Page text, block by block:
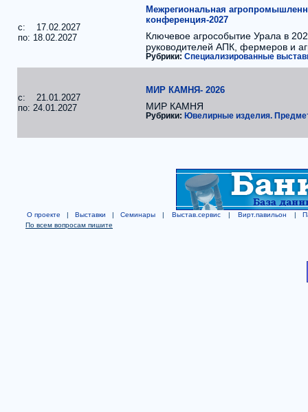
c: 17.02.2027
по: 18.02.2027
Межрегиональная
конференция-2027
Ключевое агрособытие Урала в
руководителей АПК, фермеров и
Рубрики: Специализированные
c: 21.01.2027
по: 24.01.2027
МИР КАМНЯ- 2026
МИР КАМНЯ
Рубрики: Ювелирные изделия.
О проекте | Выставки | Семинары | Выстав.сервис | Вирт.павильон |
По всем вопросам пишите